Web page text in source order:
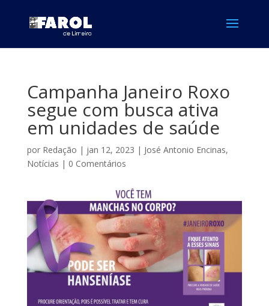
Campanha Janeiro Roxo
segue com busca ativa
em unidades de saúde
por Redação | jan 12, 2023 | José Antonio Encinas,
Notícias | 0 Comentários